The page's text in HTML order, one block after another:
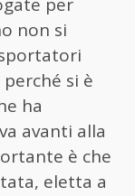
per
non si
si è
ha
avanti alla
è che
eletta a